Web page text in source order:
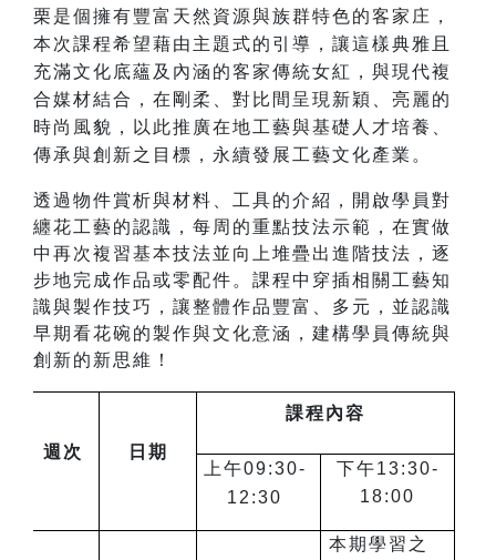
栗是個擁有豐富天然資源與族群特色的客家庄，
本次課程希望藉由主題式的引導，讓這樣典雅且
充滿文化底蘊及內涵的客家傳統女紅，與現代複
合媒材結合，在剛柔、對比間呈現新穎、亮麗的
時尚風貌，以此推廣在地工藝與基礎人才培養、
傳承與創新之目標，永續發展工藝文化產業。
透過物件賞析與材料、工具的介紹，開啟學員對
纏花工藝的認識，每周的重點技法示範，在實做
中再次複習基本技法並向上堆疊出進階技法，逐
步地完成作品或零配件。課程中穿插相關工藝知
識與製作技巧，讓整體作品豐富、多元，並認識
早期看花碗的製作與文化意涵，建構學員傳統與
創新的新思維！
週次 日期
課程內容
上午09:30-
12:30
下午13:30-
18:00
本期學習之